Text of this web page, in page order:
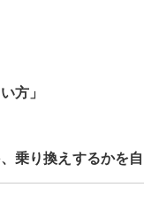
方」
乗り換えするかを